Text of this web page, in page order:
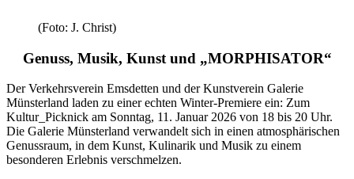
(Foto: J. Christ)
Genuss, Musik, Kunst und „MORPHISATOR“
Der Verkehrsverein Emsdetten und der Kunstverein Galerie
Münsterland laden zu einer echten Winter-Premiere ein: Zum
Kultur_Picknick am Sonntag, 11. Januar 2026 von 18 bis 20 Uhr.
Die Galerie Münsterland verwandelt sich in einen atmosphärischen
Genussraum, in dem Kunst, Kulinarik und Musik zu einem
besonderen Erlebnis verschmelzen.